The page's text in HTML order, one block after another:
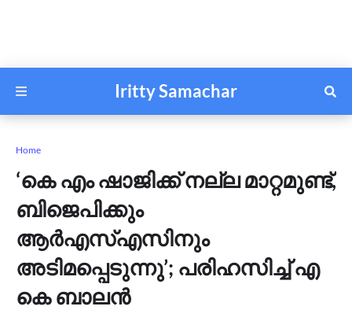
Iritty Samachar
Home
‘കെ എം ഷാജിക്ക് നല്ല മാറ്റമുണ്ട്,
ബിജെപിക്കും
ആർഎസ്എസിനും
അടിമപ്പെടുന്നു’; പരിഹസിച്ച് എ
കെ ബാലൻ